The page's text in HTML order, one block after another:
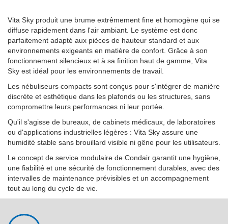
Vita Sky produit une brume extrêmement fine et homogène qui se
diffuse rapidement dans l'air ambiant. Le système est donc
parfaitement adapté aux pièces de hauteur standard et aux
environnements exigeants en matière de confort. Grâce à son
fonctionnement silencieux et à sa finition haut de gamme, Vita
Sky est idéal pour les environnements de travail.
Les nébuliseurs compacts sont conçus pour s'intégrer de manière
discrète et esthétique dans les plafonds ou les structures, sans
compromettre leurs performances ni leur portée.
Qu'il s'agisse de bureaux, de cabinets médicaux, de laboratoires
ou d'applications industrielles légères : Vita Sky assure une
humidité stable sans brouillard visible ni gêne pour les utilisateurs.
Le concept de service modulaire de Condair garantit une hygiène,
une fiabilité et une sécurité de fonctionnement durables, avec des
intervalles de maintenance prévisibles et un accompagnement
tout au long du cycle de vie.